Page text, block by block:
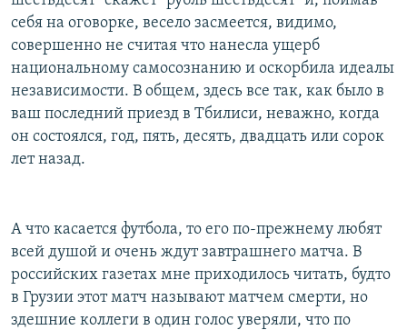
себя на оговорке, весело засмеется, видимо,
совершенно не считая что нанесла ущерб
национальному самосознанию и оскорбила идеалы
независимости. В общем, здесь все так, как было в
ваш последний приезд в Тбилиси, неважно, когда
он состоялся, год, пять, десять, двадцать или сорок
лет назад.
А что касается футбола, то его по-прежнему любят
всей душой и очень ждут завтрашнего матча. В
российских газетах мне приходилось читать, будто
в Грузии этот матч называют матчем смерти, но
здешние коллеги в один голос уверяли, что по